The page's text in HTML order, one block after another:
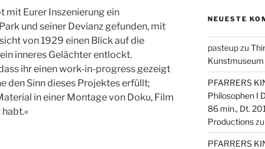
mit Eurer Inszenierung ein
und seiner Devianz gefunden, mit
von 1929 einen Blick auf die
inneres Gelächter entlockt.
ihr einen work-in-progress gezeigt
den Sinn dieses Projektes erfüllt;
in einer Montage von Doku, Film
NEUESTE
pasteupzu
Kunstmuseum
PFARRERS
Philosophen I
86 min., Dt.
Productions
PFARRERS